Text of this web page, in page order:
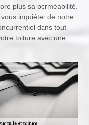
plus sa perméabilité.
inquiéter de notre
dans tout
toiture avec une